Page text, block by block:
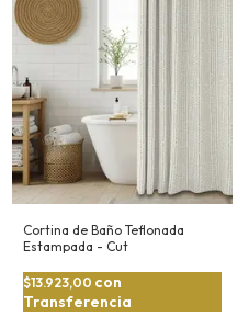
Cortina de Baño Teflonada
Estampada - Cut
$13.923,00 con
Transferencia